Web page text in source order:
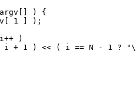
) {
1 ] );
)
+ 1 ) << ( i == N - 1 ?